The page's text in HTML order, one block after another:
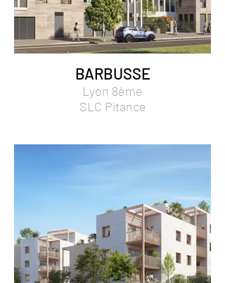
BARBUSSE
Lyon 8ème
SLC Pitance